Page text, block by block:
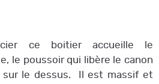
ce boitier accueille le
le poussoir qui libère le canon
le dessus. Il est massif et